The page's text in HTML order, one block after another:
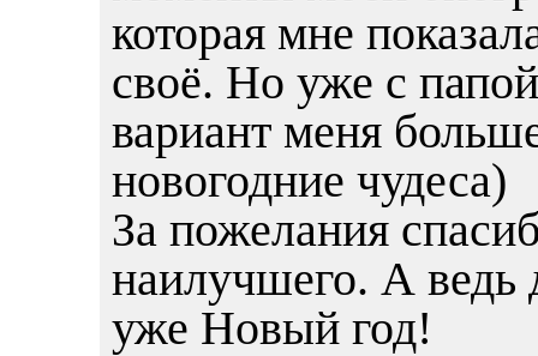
которая мне
своё. Но уже с
вариант меня
новогодние чудеса)
За пожелания
наилучшего. А ведь
уже Новый год!